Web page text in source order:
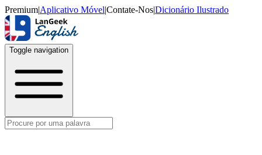
Premium|Aplicativo Móvel|Contate-Nos|Dicionário Ilustrado
Toggle navigation